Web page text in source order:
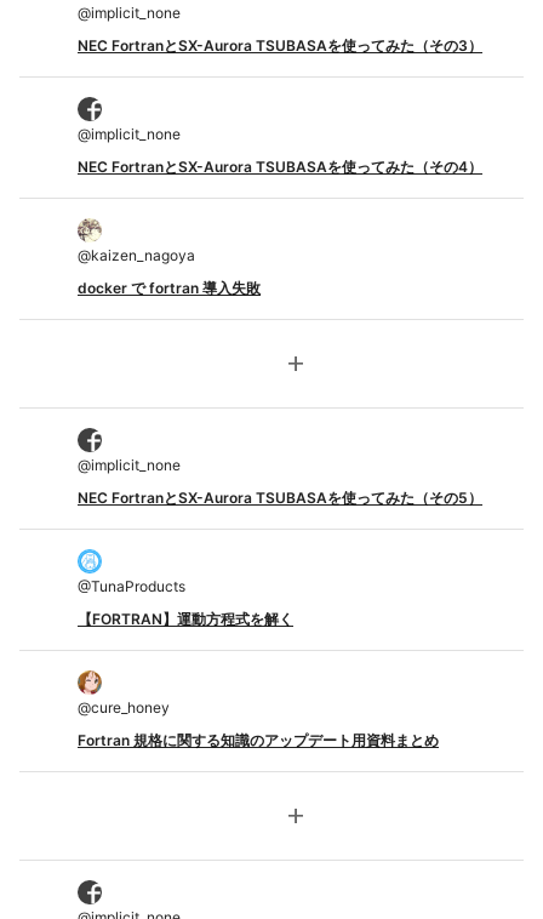
@implicit_none
NEC FortranとSX-Aurora TSUBASAを使ってみた（その3）
@implicit_none
NEC FortranとSX-Aurora TSUBASAを使ってみた（その4）
@kaizen_nagoya
docker で fortran 導入失敗
add
@implicit_none
NEC FortranとSX-Aurora TSUBASAを使ってみた（その5）
@TunaProducts
【FORTRAN】運動方程式を解く
@cure_honey
Fortran 規格に関する知識のアップデート用資料まとめ
add